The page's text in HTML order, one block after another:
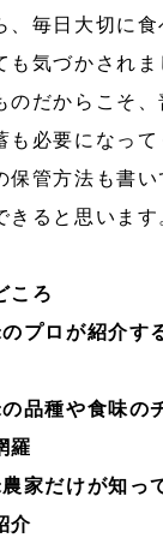
、毎日大切に
も気づかされま
のだからこそ
も必要になって
保管方法も書い
きると思います
ころ
プロが紹介す
品種や食味の
羅
家だけが知っ
介